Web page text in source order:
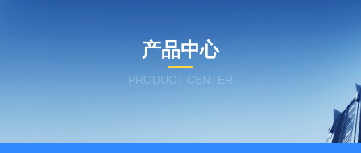
产品中心
PRODUCT CENTER